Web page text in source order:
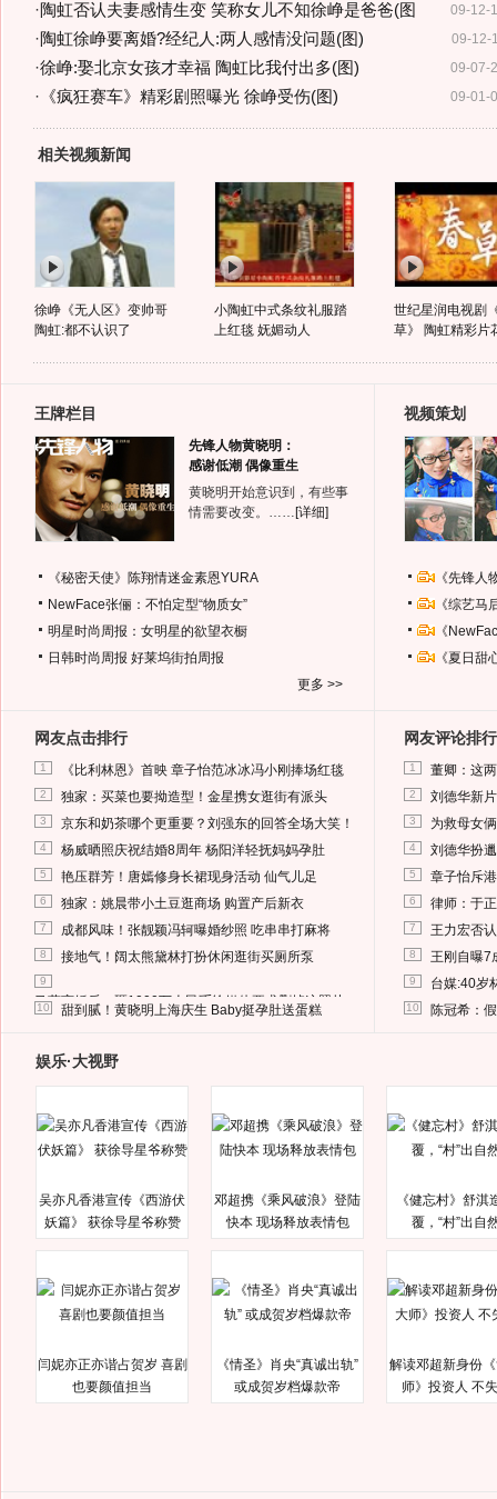
09-12-
·陶虹否认夫妻感情生变 笑称女儿不知徐峥是爸爸(图
09-12-
·陶虹徐峥要离婚?经纪人:两人感情没问题(图)
09-07-
·徐峥:娶北京女孩才幸福 陶虹比我付出多(图)
09-01-
· 《疯狂赛车》精彩剧照曝光 徐峥受伤(图)
相关视频新闻
徐峥《无人区》变帅哥
陶虹:都不认识了
小陶虹中式条纹礼服踏
上红毯 妩媚动人
世纪星润电视剧
草》 陶虹精彩片
王牌栏目
先锋人物黄晓明：
感谢低潮 偶像重生
黄晓明开始意识到，有些事
情需要改变。…… [详细]
《秘密天使》陈翔情迷金素恩YURA
NewFace张俪：不怕定型“物质女”
明星时尚周报：女明星的欲望衣橱
日韩时尚周报 好莱坞街拍周报
更多 >>
视频策划
《先锋
《综艺
《
《夏日
网友点击排行
1 《比利林恩》首映 章子怡范冰冰冯小刚捧场红毯
2 独家：买菜也要拗造型！金星携女逛街有派头
3 京东和奶茶哪个更重要？刘强东的回答全场大笑！
4 杨威晒照庆祝结婚8周年 杨阳洋轻抚妈妈孕肚
5 艳压群芳！唐嫣修身长裙现身活动 仙气儿足
6 独家：姚晨带小土豆逛商场 购置产后新衣
7 成都风味！张靓颖冯轲曝婚纱照 吃串串打麻将
8 接地气！阔太熊黛林打扮休闲逛街买厕所泵
9
马蓉离婚后，砸1000万人民币给媒体要求删掉这照片
10 甜到腻！黄晓明上海庆生 Baby挺孕肚送蛋糕
网友评论排行
1 董卿：这
2 刘德华新
3 为救母女
4 刘德华扮
5 章子怡斥
6 律师：于
7 王力宏否
8 王刚自曝7
9 台媒:40岁
10 陈冠希：
娱乐·大视野
吴亦凡香港宣传《西游伏
妖篇》 获徐导星爷称赞
邓超携《乘风破浪》登陆
快本 现场释放表情包
《健忘村》舒淇
覆，“村”出自
闫妮亦正亦谐占贺岁 喜剧
也要颜值担当
《情圣》肖央“真诚出轨”
或成贺岁档爆款帝
解读邓超新身份
师》投资人 不